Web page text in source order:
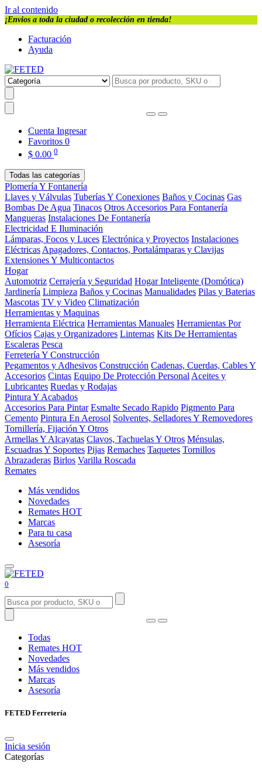
Ir al contenido
¡Envios a toda la ciudad o recolección en tienda!
Facturación
Ayuda
Cuenta Ingresar
Favoritos 0
$ 0.00 0
Todas las categorías
Plomería Y Fontanería
Llaves y Válvulas Tuberías Y Conexiones Baños y Cocinas Gas
Bombas De Agua Tinacos Otros Accesorios Para Fontanería
Mangueras Instalaciones De Fontanería
Electricidad E Iluminación
Lámparas, Focos y Luces Electrónica y Proyectos Instalaciones
Eléctricas Apagadores, Contactos, Portalámparas y Clavijas
Extensiones Y Multicontactos
Hogar
Automotriz Cerrajería y Seguridad Hogar Inteligente (Domótica)
Jardinería Limpieza Baños y Cocinas Manualidades Pilas y Baterias
Mascotas TV y Video Climatización
Herramientas y Maquinas
Herramienta Eléctrica Herramientas Manuales Herramientas Por
Ofícios Cajas y Organizadores Linternas Kits De Herramientas
Escaleras Pesca
Ferretería Y Construcción
Pegamentos y Adhesivos Construcción Cadenas, Cuerdas, Cables Y
Accesorios Cintas Equipo De Protección Personal Aceites y
Lubricantes Ruedas y Rodajas
Pintura Y Acabados
Accesorios Para Pintar Esmalte Secado Rapido Pigmento Para
Cemento Pintura En Aerosol Solventes, Selladores Y Removedores
Tornillería, Fijación Y Otros
Armellas Y Alcayatas Clavos, Tachuelas Y Otros Ménsulas,
Escuadras Y Soportes Pijas Remaches Taquetes Tornillos
Abrazaderas Birlos Varilla Roscada
Remates
Más vendidos
Novedades
Remates HOT
Marcas
Para tu casa
Asesoría
0
Todas
Remates HOT
Novedades
Más vendidos
Marcas
Asesoría
FETED Ferretería
Inicia sesión
Categorías